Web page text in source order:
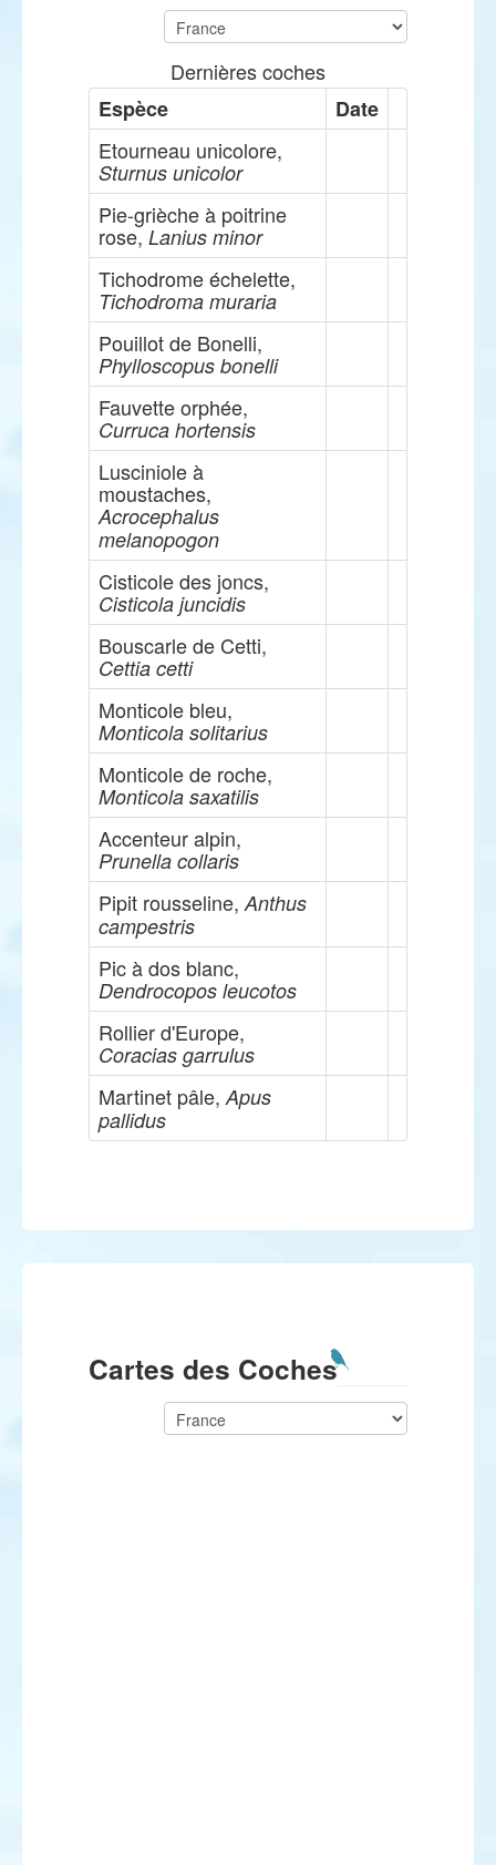
Dernières coches
Espèce
Date
Etourneau unicolore,
Sturnus unicolor
Pie-grièche à poitrine
rose, Lanius minor
Tichodrome échelette,
Tichodroma muraria
Pouillot de Bonelli,
Phylloscopus bonelli
Fauvette orphée,
Curruca hortensis
Lusciniole à
moustaches,
Acrocephalus
melanopogon
Cisticole des joncs,
Cisticola juncidis
Bouscarle de Cetti,
Cettia cetti
Monticole bleu,
Monticola solitarius
Monticole de roche,
Monticola saxatilis
Accenteur alpin,
Prunella collaris
Pipit rousseline, Anthus
campestris
Pic à dos blanc,
Dendrocopos leucotos
Rollier d'Europe,
Coracias garrulus
Martinet pâle, Apus
pallidus
Cartes des Coches